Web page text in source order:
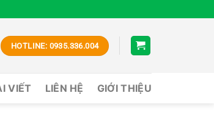
HOTLINE: 0935.336.004
VIẾT LIÊN HỆ GIỚI THIỆU